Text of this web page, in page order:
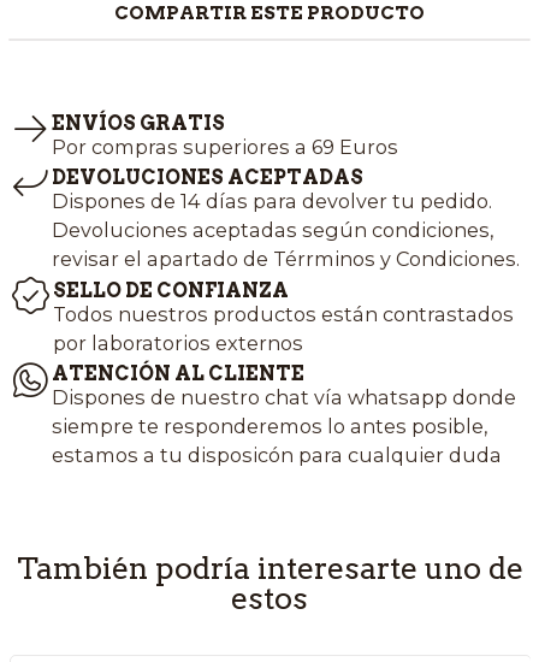
COMPARTIR ESTE PRODUCTO
ENVÍOS GRATIS
Por compras superiores a 69 Euros
DEVOLUCIONES ACEPTADAS
Dispones de 14 días para devolver tu pedido.
Devoluciones aceptadas según condiciones,
revisar el apartado de Térrminos y Condiciones.
SELLO DE CONFIANZA
Todos nuestros productos están contrastados
por laboratorios externos
ATENCIÓN AL CLIENTE
Dispones de nuestro chat vía whatsapp donde
siempre te responderemos lo antes posible,
estamos a tu disposicón para cualquier duda
También podría interesarte uno de
estos